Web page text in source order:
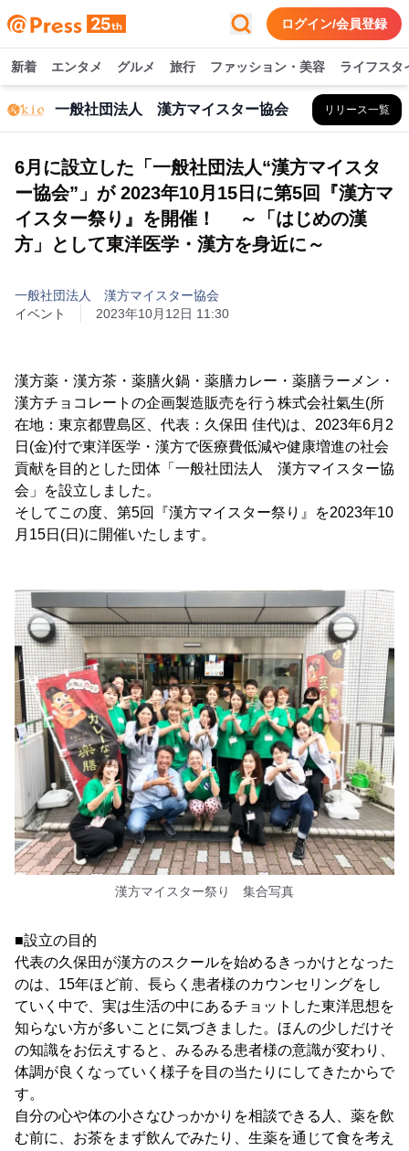
ログイン/会員登録
新着 エンタメ グルメ 旅行 ファッション・美容 ライフスタ
一般社団法人 漢方マイスター協会 リリース一覧
6月に設立した「一般社団法人“漢方マイスタ
ー協会”」が 2023年10月15日に第5回『漢方マ
イスター祭り』を開催！ ～「はじめの漢
方」として東洋医学・漢方を身近に～
一般社団法人 漢方マイスター協会
イベント
2023年10月12日 11:30
漢方薬・漢方茶・薬膳火鍋・薬膳カレー・薬膳ラーメン・
漢方チョコレートの企画製造販売を行う株式会社氣生(所
在地：東京都豊島区、代表：久保田 佳代)は、2023年6月2
日(金)付で東洋医学・漢方で医療費低減や健康増進の社会
貢献を目的とした団体「一般社団法人 漢方マイスター協
会」を設立しました。
そしてこの度、第5回『漢方マイスター祭り』を2023年10
月15日(日)に開催いたします。
漢方マイスター祭り 集合写真
■設立の目的
代表の久保田が漢方のスクールを始めるきっかけとなった
のは、15年ほど前、長らく患者様のカウンセリングをし
ていく中で、実は生活の中にあるチョットした東洋思想を
知らない方が多いことに気づきました。ほんの少しだけそ
の知識をお伝えすると、みるみる患者様の意識が変わり、
体調が良くなっていく様子を目の当たりにしてきたからで
す。
自分の心や体の小さなひっかかりを相談できる人、薬を飲
む前に、お茶をまず飲んでみたり、生薬を通じて食を考え